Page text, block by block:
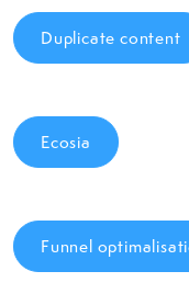
Duplicate content
Ecosia
Funnel